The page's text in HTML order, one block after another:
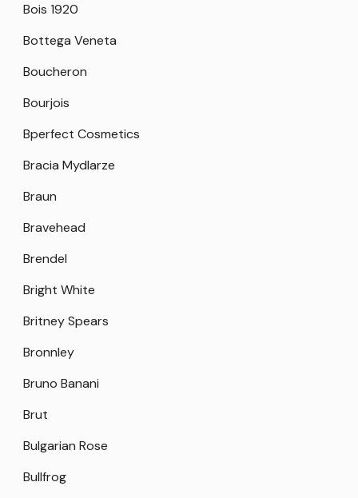
Bois 1920
Bottega Veneta
Boucheron
Bourjois
Bperfect Cosmetics
Bracia Mydlarze
Braun
Bravehead
Brendel
Bright White
Britney Spears
Bronnley
Bruno Banani
Brut
Bulgarian Rose
Bullfrog